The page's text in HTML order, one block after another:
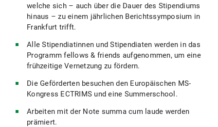
welche sich – auch über die Dauer des Stipendiums
hinaus – zu einem jährlichen Berichtssymposium in
Frankfurt trifft.
Alle Stipendiatinnen und Stipendiaten werden in das
Programm fellows & friends aufgenommen, um eine
frühzeitige Vernetzung zu fördern.
Die Geförderten besuchen den Europäischen MS-
Kongress ECTRIMS und eine Summerschool.
Arbeiten mit der Note summa cum laude werden
prämiert.